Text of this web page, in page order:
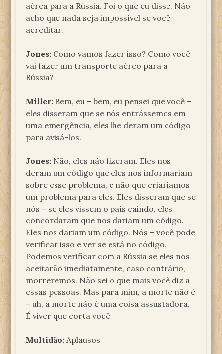
aérea para a Rússia. Foi o que eu disse. Não
acho que nada seja impossível se você
acreditar.
Jones: Como vamos fazer isso? Como você
vai fazer um transporte aéreo para a
Rússia?
Miller: Bem, eu – bem, eu pensei que você –
eles disseram que se nós entrássemos em
uma emergência, eles lhe deram um código
para avisá-los.
Jones: Não, eles não fizeram. Eles nos
deram um código que eles nos informariam
sobre esse problema, e não que criaríamos
um problema para eles. Eles disseram que se
nós – se eles vissem o país caindo, eles
concordaram que nos dariam um código.
Eles nos dariam um código. Nós – você pode
verificar isso e ver se está no código.
Podemos verificar com a Rússia se eles nos
aceitarão imediatamente, caso contrário,
morreremos. Não sei o que mais você diz a
essas pessoas. Mas para mim, a morte não é
– uh, a morte não é uma coisa assustadora.
É viver que corta você.
Multidão: Aplausos